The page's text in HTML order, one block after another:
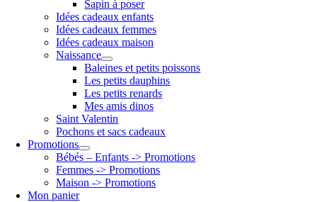
Sapin à poser
Idées cadeaux enfants
Idées cadeaux femmes
Idées cadeaux maison
Naissance
Baleines et petits poissons
Les petits dauphins
Les petits renards
Mes amis dinos
Saint Valentin
Pochons et sacs cadeaux
Promotions
Bébés – Enfants -> Promotions
Femmes -> Promotions
Maison -> Promotions
Mon panier